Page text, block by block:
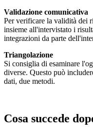
Validazione comunicativa
Per verificare la validità dei
insieme all'intervistato i
integrazioni da parte
Triangolazione
Si consiglia di esaminare
diverse. Questo può
dati, due metodi.
Cosa succede